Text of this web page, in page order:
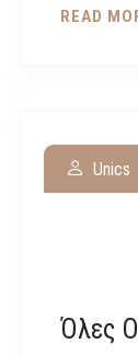
READ
Όλες
Unics